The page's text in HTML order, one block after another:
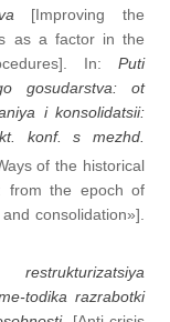
[Improving the
as a factor in the
In: Puti
gosudarstva: ot
i konsolidatsii:
konf. s mezhd.
of the historical
from the epoch of
consolidation»].
restrukturizatsiya
todika razrabotki